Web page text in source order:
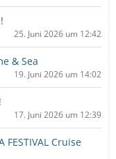
25. Juni 2026 um 12:42
& Sea
19. Juni 2026 um 14:02
17. Juni 2026 um 12:39
FESTIVAL Cruise